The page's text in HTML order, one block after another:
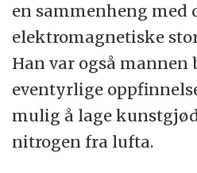
Partiklene bremses i
overfører så mye energi
partiklene i ionosfæren
Nordlysteorien til
bevise med
problemet med
kortsluttet, og det
flammeskive på over
I den elektriske lysbuen
trippelbindingene i
en sammenheng med
elektromagnetiske
Han var også mannen
eventyrlige
mulig å lage
nitrogen fra lufta.